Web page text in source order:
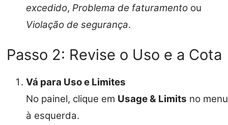
excedido, Problema de faturamento ou
Violação de segurança.
Passo 2: Revise o Uso e a Cota
Vá para Uso e Limites
No painel, clique em Usage & Limits no menu
à esquerda.